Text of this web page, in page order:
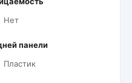
Нет
панели
Пластик